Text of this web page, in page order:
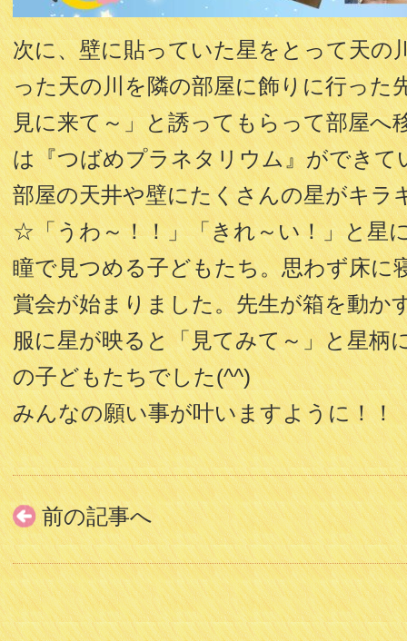
次に、壁に貼っていた星をとって天
った天の川を隣の部屋に飾りに行った
見に来て～」と誘ってもらって部屋へ
は『つばめプラネタリウム』ができて
部屋の天井や壁にたくさんの星がキラ
☆「うわ～！！」「きれ～い！」と星
瞳で見つめる子どもたち。思わず床に
賞会が始まりました。先生が箱を動か
服に星が映ると「見てみて～」と星柄
の子どもたちでした(^^)
みんなの願い事が叶いますように！！
前の記事へ